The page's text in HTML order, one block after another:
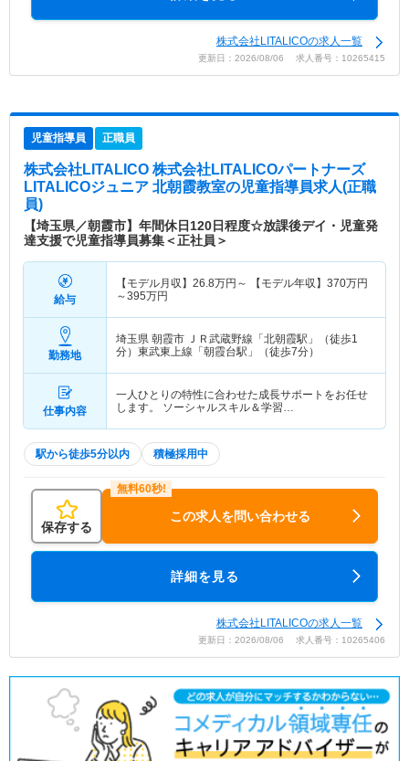
株式会社LITALICOの求人一覧
更新日：2026/08/06 求人番号：10265415
児童指導員 正職員
株式会社LITALICO 株式会社LITALICOパートナーズ
LITALICOジュニア 北朝霞教室の児童指導員求人(正職
員)
【埼玉県／朝霞市】年間休日120日程度☆放課後デイ・児童発
達支援で児童指導員募集＜正社員＞
給与
【モデル月収】 26.8万円～ 【モデル年収】 370万円
～395万円
勤務地
埼玉県 朝霞市 ＪＲ武蔵野線「北朝霞駅」（徒歩1
分）東武東上線「朝霞台駅」（徒歩7分）
仕事内容
一人ひとりの特性に合わせた成長サポートをお任せ
します。 ソーシャルスキル＆学習…
駅から徒歩5分以内 積極採用中
保存する
この求人を問い合わせる
詳細を見る
株式会社LITALICOの求人一覧
更新日：2026/08/06 求人番号：10265406